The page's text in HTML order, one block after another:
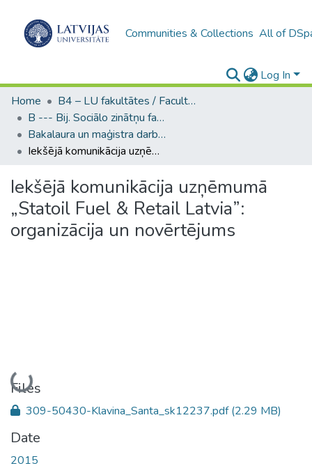
Communities & Collections All of
Log In
Home
B4 – LU fakultātes / Faculties of the UL
B --- Bij. Sociālo zinātņu fakultātes noslēguma darbi / Faculty of Social Sciences - Graduate works
Bakalaura un maģistra darbi (SZF) / Bachelor's and Master's theses
Iekšējā komunikācija uzņēmumā „Statoil Fuel & Retail Latvia”: organizācija un novērtējums
Iekšējā komunikācija uzņēmumā
„Statoil Fuel & Retail Latvia”:
organizācija un novērtējums
Loading...
Files
309-50430-Klavina_Santa_sk12237.pdf(2.29 MB)
Date
2015